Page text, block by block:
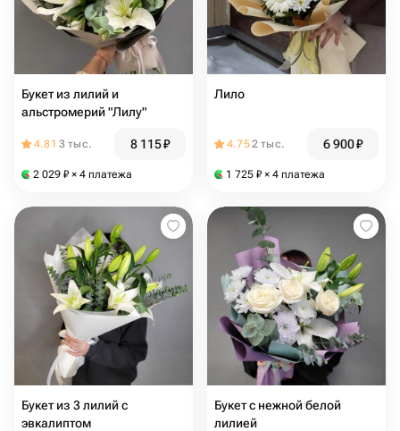
Букет из лилий и
альстромерий "Лилу"
4.81 3 тыс. 8 115₽
2 029 ₽ × 4 платежа
Лило
4.752 тыс. 6 900₽
1 725 ₽ × 4 платежа
Букет из 3 лилий с
эвкалиптом
Букет с нежной белой
лилией